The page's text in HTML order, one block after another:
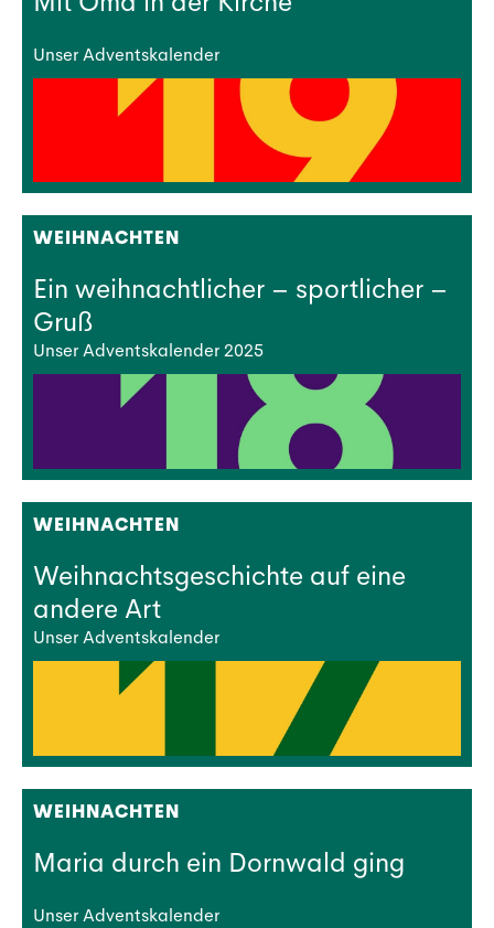
Unser Adventskalender
WEIHNACHTEN
Ein weihnachtlicher – sportlicher –
Gruß
Unser Adventskalender 2025
WEIHNACHTEN
Weihnachtsgeschichte auf eine
andere Art
Unser Adventskalender
WEIHNACHTEN
Maria durch ein Dornwald ging
Unser Adventskalender